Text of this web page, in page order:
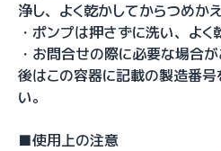
浄し、よく乾かしてからつめか
・ポンプは押さずに洗い、よく
・お問合せの際に必要な場合
後はこの容器に記載の製造番
い。
■使用上の注意